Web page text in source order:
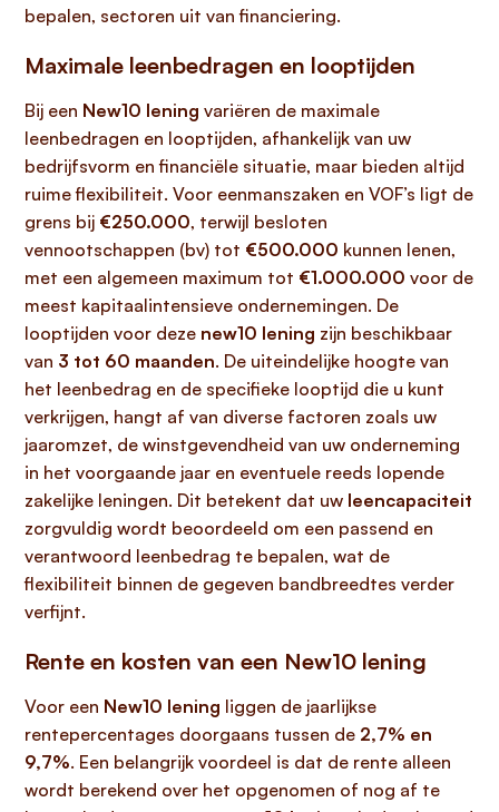
bepalen, sectoren uit van financiering.
Maximale leenbedragen en looptijden
Bij een New10 lening variëren de maximale
leenbedragen en looptijden, afhankelijk van uw
bedrijfsvorm en financiële situatie, maar bieden altijd
ruime flexibiliteit. Voor eenmanszaken en VOF’s ligt de
grens bij €250.000, terwijl besloten
vennootschappen (bv) tot €500.000 kunnen lenen,
met een algemeen maximum tot €1.000.000 voor de
meest kapitaalintensieve ondernemingen. De
looptijden voor deze new10 lening zijn beschikbaar
van 3 tot 60 maanden. De uiteindelijke hoogte van
het leenbedrag en de specifieke looptijd die u kunt
verkrijgen, hangt af van diverse factoren zoals uw
jaaromzet, de winstgevendheid van uw onderneming
in het voorgaande jaar en eventuele reeds lopende
zakelijke leningen. Dit betekent dat uw leencapaciteit
zorgvuldig wordt beoordeeld om een passend en
verantwoord leenbedrag te bepalen, wat de
flexibiliteit binnen de gegeven bandbreedtes verder
verfijnt.
Rente en kosten van een New10 lening
Voor een New10 lening liggen de jaarlijkse
rentepercentages doorgaans tussen de 2,7% en
9,7%. Een belangrijk voordeel is dat de rente alleen
wordt berekend over het opgenomen of nog af te